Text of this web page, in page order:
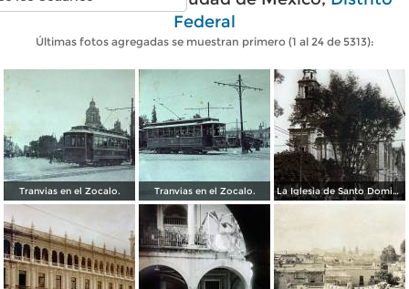
Federal
Últimas fotos agregadas se muestran primero (1 al 24 de 5313):
Tranvias en el Zocalo. Tranvias en el Zocalo. La Iglesia de Santo Domingo.